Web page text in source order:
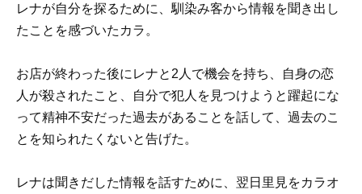
レナが自分を探るために、馴染み客から情報を聞き出し
たことを感づいたカラ。
お店が終わった後にレナと2人で機会を持ち、自身の恋
人が殺されたこと、自分で犯人を見つけようと躍起にな
って精神不安だった過去があることを話して、過去のこ
とを知られたくないと告げた。
レナは聞きだした情報を話すために、翌日里見をカラオ